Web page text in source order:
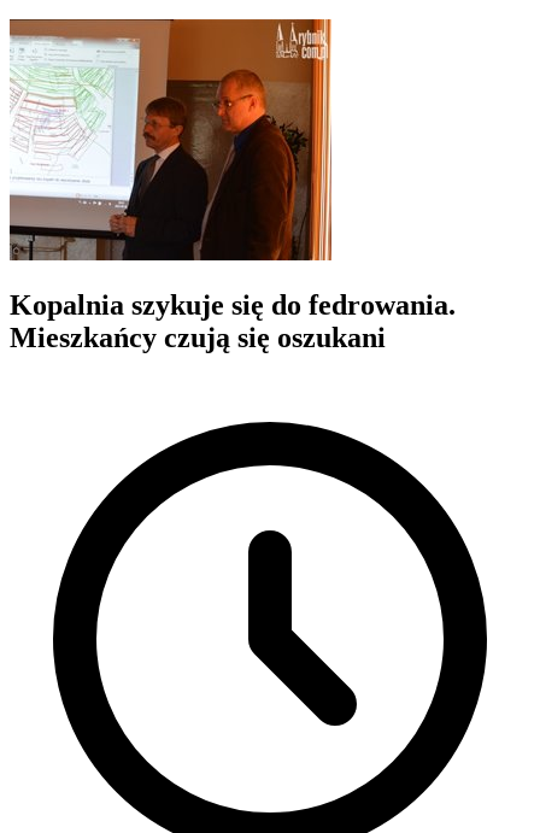
Kopalnia szykuje się do fedrowania.
Mieszkańcy czują się oszukani